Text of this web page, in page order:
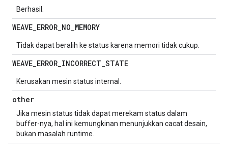
Berhasil.
WEAVE_ERROR_NO_MEMORY
Tidak dapat beralih ke status karena memori tidak cukup.
WEAVE_ERROR_INCORRECT_STATE
Kerusakan mesin status internal.
other
Jika mesin status tidak dapat merekam status dalam
buffer-nya, hal ini kemungkinan menunjukkan cacat desain,
bukan masalah runtime.